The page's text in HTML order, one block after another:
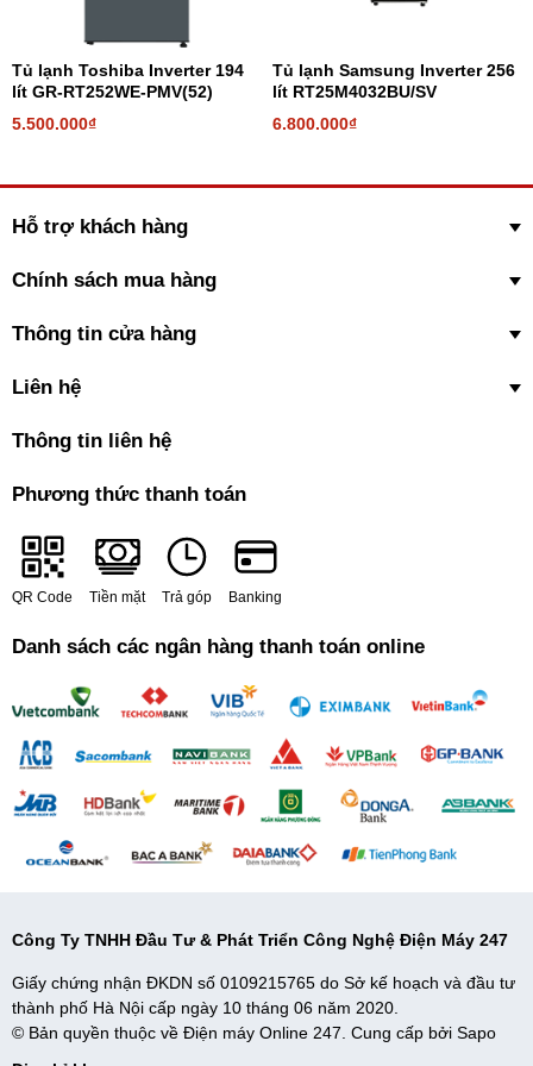
*Hình ảnh chỉ mang tính chất minh họa
Công nghệ kháng khuẩn, khử mùi
trong tủ, lọc sạch mùi hôi đảm bảo vệ sinh an toàn thực phẩm và
*Hình ảnh chỉ mang tính chất minh họa
Tiện ích
- Lấy nước bên ngoài: với khay chứa nước bên trong tủ và bên
và tiết kiệm điện năng hơn.
- Hộp đá xoay di động: thiết kế tách rời nên bạn có thể chuyển đổi
vị trí của hộp đá tùy ý, thiết kế khay làm đá dạng xoắn cho thao tác
châm nước và xoay để lấy đá tiện lợi. Bạn cũng có thể lấy hộp đá
Tủ lạnh Toshiba Inverter 194
lít GR-RT252WE-PMV(52)
5.500.000₫
Tủ lạnh Samsung Inverter 256
lít RT25M4032BU/SV
6.800.000₫
Hỗ trợ khách hàng
Chính sách mua hàng
Thông tin cửa hàng
Liên hệ
Thông tin liên hệ
Phương thức thanh toán
QR Code Tiền mặt Trả góp Banking
Danh sách các ngân hàng thanh toán online
Công Ty TNHH Đầu Tư & Phát Triển Công Nghệ Điện Máy 247
Giấy chứng nhận ĐKDN số 0109215765 do Sở kế hoạch và đầu tư
thành phố Hà Nội cấp ngày 10 tháng 06 năm 2020.
© Bản quyền thuộc về Điện máy Online 247. Cung cấp bởi Sapo